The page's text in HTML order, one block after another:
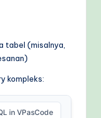
tabel (misalnya,
kompleks:
in VPasCode